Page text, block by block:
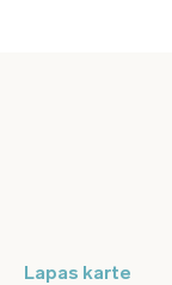
Lapas karte